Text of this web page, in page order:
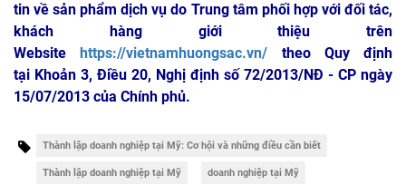
tin về sản phẩm dịch vụ do Trung tâm phối hợp với đối tác,
khách hàng giới thiệu trên
Websitehttps://vietnamhuongsac.vn/ theo Quy định
tại Khoản 3, Điều 20, Nghị định số 72/2013/NĐ - CP ngày
15/07/2013 của Chính phủ.
Thành lập doanh nghiệp tại Mỹ: Cơ hội và những điều cần biết
Thành lập doanh nghiệp tại Mỹ doanh nghiệp tại Mỹ